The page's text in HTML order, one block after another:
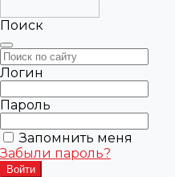
Поиск
Логин
Пароль
Запомнить меня
Забыли пароль?